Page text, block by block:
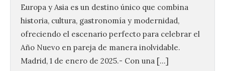
Europa y Asia es un destino único que combina
historia, cultura, gastronomía y modernidad,
ofreciendo el escenario perfecto para celebrar el
Año Nuevo en pareja de manera inolvidable.
Madrid, 1 de enero de 2025.- Con una […]